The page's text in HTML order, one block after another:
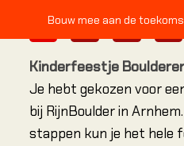
Bouw mee aan de
2 3 4
Kinderfeestje
Je hebt gekozen voor
bij RijnBoulder in
stappen kun je het hele